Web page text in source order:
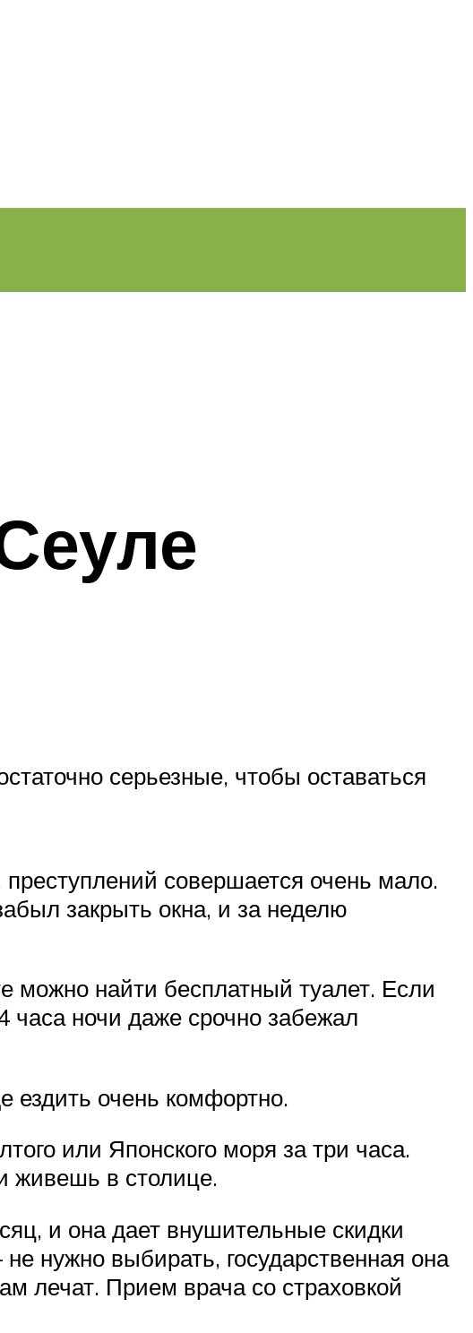
серьезные, чтобы оставаться
совершается очень мало.
закрыть окна, и за неделю
можно найти бесплатный туалет. Если
часа ночи даже срочно забежал
ездить очень комфортно.
или Японского моря за три часа.
живешь в столице.
и она дает внушительные скидки
нужно выбирать, государственная она
лечат. Прием врача со страховкой